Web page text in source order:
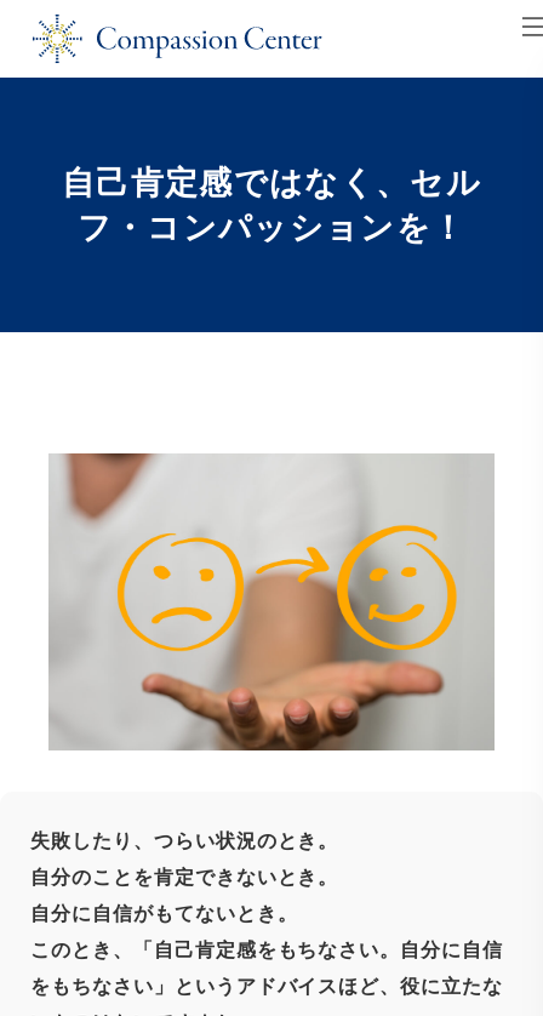
テ
ゲ
自己肯定感ではなく、セル
フ・コンパッションを！
失敗したり、つらい状況のとき。
自分のことを肯定できないとき。
自分に自信がもてないとき。
このとき、「自己肯定感をもちなさい。自分に自信
をもちなさい」というアドバイスほど、役に立たな